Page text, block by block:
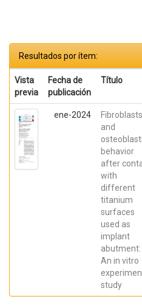
Resultados por ítem:
Vista
previa
Fecha de
publicación
Título
ene-2024
Fibroblasts
and
behavior
after
with
different
titanium
surfaces
used as
implant
abutment:
An in vitro
study